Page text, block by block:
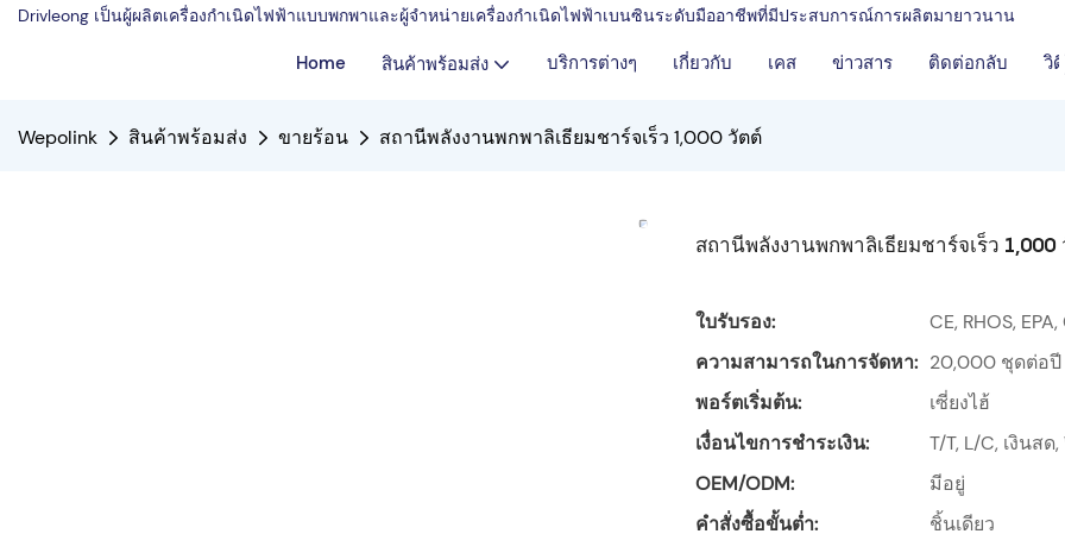
Drivleong เป็นผู้ผลิตเครื่องกำเนิดไฟฟ้าแบบพกพาและผู้จำหน่ายเครื่องกำเนิดไฟฟ้าเบนซินระดับมืออาชีพที่มีประสบการณ์การผลิตมายาวนาน
Home สินค้าพร้อมส่ง บริการต่างๆ เกี่ยวกับ เคส ข่าวสาร ติดต่อกลับ วิ
Wepolink สินค้าพร้อมส่ง ขายร้อน สถานีพลังงานพกพาลิเธียมชาร์จเร็ว 1,000 วัตต์
สถานีพลังงานพกพาลิเธียมชาร์จเร็ว 1,000
ใบรับรอง:
CE, RHOS,
ความสามารถในการจัดหา: 20,000 ชุดต่อปี
พอร์ตเริ่มต้น:
เซี่ยงไฮ้
เงื่อนไขการชำระเงิน:
T/T, L/C, เงินส
OEM/ODM:
มีอยู่
คำสั่งซื้อขั้นต่ำ:
ชิ้นเดียว